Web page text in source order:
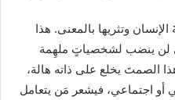
وتثريها بالمعنى. هذا
لن ينضب لشخصياتٍ ملهِمة
الصمتَ يخلع على ذاته هالة،
أو اجتماعي، فيشعر مَن يتعامل